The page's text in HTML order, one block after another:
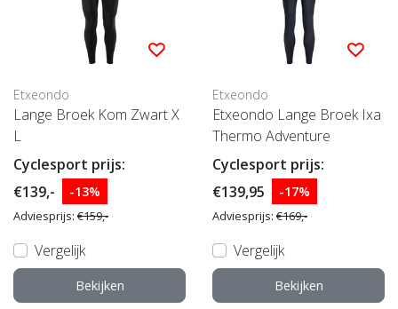
Etxeondo
Lange Broek Kom Zwart X
L
Cyclesport prijs:
€139,-
-13%
Adviesprijs: €159,-
Vergelijk
Bekijken
Etxeondo
Etxeondo Lange Broek Ixa
Thermo Adventure
Cyclesport prijs:
€139,95
-17%
Adviesprijs: €169,-
Vergelijk
Bekijken